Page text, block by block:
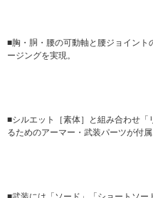
■胸・胴・腰の可動軸と腰ジョイン
ージングを実現。
■シルエット［素体］と組み合わせ
るためのアーマー・武装パーツが付属